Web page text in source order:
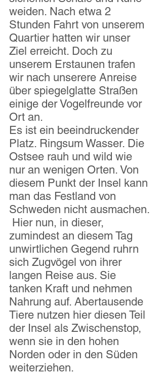
weiden. Nach etwa 2
Stunden Fahrt von unserem
Quartier hatten wir unser
Ziel erreicht. Doch zu
unserem Erstaunen trafen
wir nach unserere Anreise
über spiegelglatte Straßen
einige der Vogelfreunde vor
Ort an.
Es ist ein beeindruckender
Platz. Ringsum Wasser. Die
Ostsee rauh und wild wie
nur an wenigen Orten. Von
diesem Punkt der Insel kann
man das Festland von
Schweden nicht ausmachen.
Hier nun, in dieser,
zumindest an diesem Tag
unwirtlichen Gegend ruhrn
sich Zugvögel von ihrer
langen Reise aus. Sie
tanken Kraft und nehmen
Nahrung auf. Abertausende
Tiere nutzen hier diesen Teil
der Insel als Zwischenstop,
wenn sie in den hohen
Norden oder in den Süden
weiterziehen.